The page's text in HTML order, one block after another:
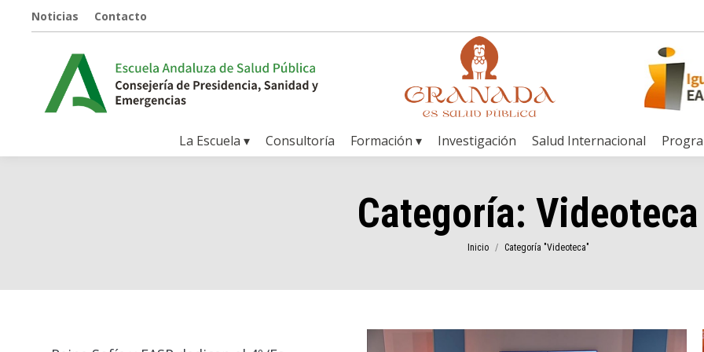
Noticias Contacto
La Escuela ▾ Consultoría Formación ▾ Investigación Salud Internacional
Categoría: Videoteca
Estás aquí:
Inicio Categoría "Videoteca"